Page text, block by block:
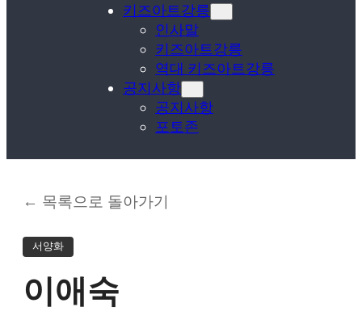
키즈아트강릉
인사말
키즈아트강릉
역대 키즈아트강릉
공지사항
공지사항
포토존
← 목록으로 돌아가기
서양화
이애숙